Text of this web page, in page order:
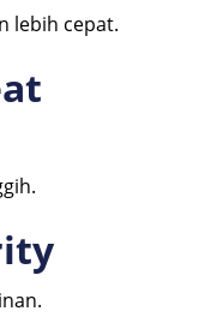
lebih cepat.